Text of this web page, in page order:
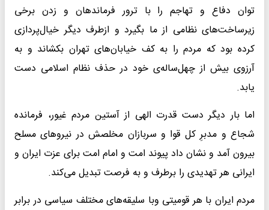
توان دفاع و تهاجم را با ترور فرماندهان و زدن برخی
زیرساخت‌های نظامی از ما بگیرد و ازطرف دیگر خیال‌پردازی
کرده بود که مردم را به کف خیابان‌های تهران بکشاند و به
آرزوی بیش از چهل‌ساله‌ی خود در حذف نظام اسلامی دست
یابد.
اما بار دیگر دست قدرت الهی از آستین مردم غیور، فرمانده
شجاع و مدبرِ کل قوا و سربازان مخلصش در نیروهای مسلح
بیرون آمد و نشان داد پیوند امت و امام امت برای عزت ایران و
ایرانی هر تهدیدی را برطرف و به فرصت تبدیل می‌کند.
مردم ایران با هر قومیتی وبا سلیقه‌های مختلف سیاسی در برابر